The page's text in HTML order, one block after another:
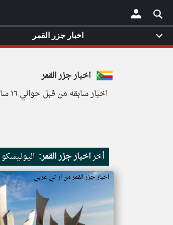
×
اخبار جزر القمر
اخبار سابقه من قبل حوالي ١٦ ساعة
أخراخبار جزر القمر:
اخبار جزر القمر من ار تي عربي
اخبار جزر القمر